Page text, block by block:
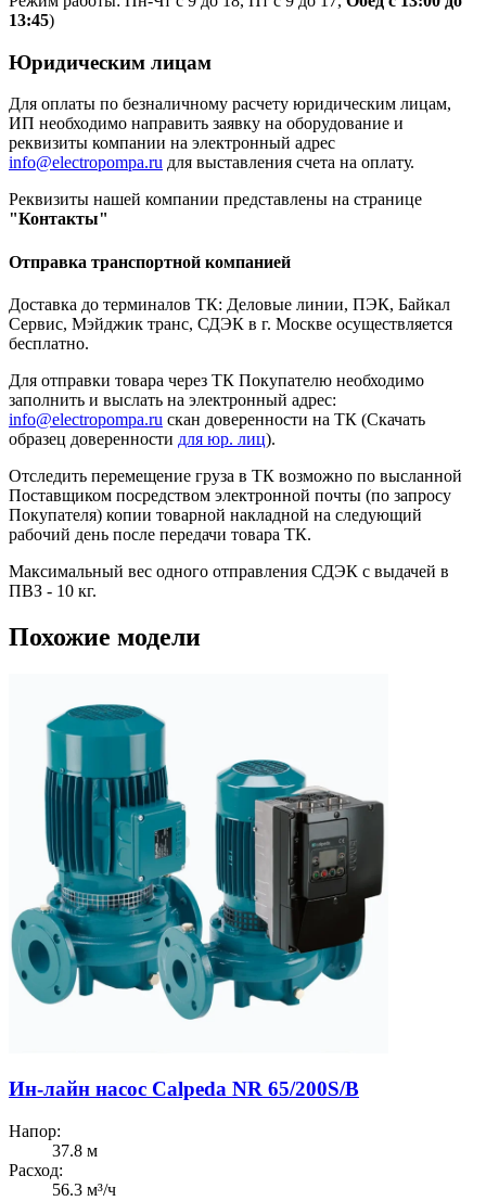
13:45)
Юридическим лицам
Для оплаты по безналичному расчету юридическим лицам,
ИП необходимо направить заявку на оборудование и
реквизиты компании на электронный адрес
info@electropompa.ru для выставления счета на оплату.
Реквизиты нашей компании представлены на странице
"Контакты"
Отправка транспортной компанией
Доставка до терминалов ТК: Деловые линии, ПЭК, Байкал
Сервис, Мэйджик транс, СДЭК в г. Москве осуществляется
бесплатно.
Для отправки товара через ТК Покупателю необходимо
заполнить и выслать на электронный адрес:
info@electropompa.ru скан доверенности на ТК (Скачать
образец доверенности для юр. лиц).
Отследить перемещение груза в ТК возможно по высланной
Поставщиком посредством электронной почты (по запросу
Покупателя) копии товарной накладной на следующий
рабочий день после передачи товара ТК.
Максимальный вес одного отправления СДЭК с выдачей в
ПВЗ - 10 кг.
Похожие модели
Ин-лайн насос Calpeda NR 65/200S/B
Напор:
37.8 м
Расход:
56.3 м³/ч